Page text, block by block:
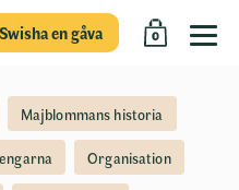
0
Swisha en gåva
Majblommans historia
Organisation